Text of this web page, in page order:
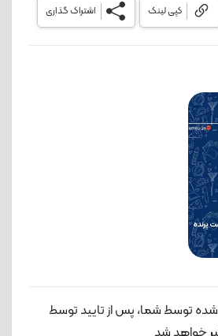
اشتراک گذاری کپی لینک
توسط شما، پس از تایید توسط